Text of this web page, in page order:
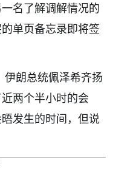
名了解调解情况的
单页备忘录即将签
朗总统佩泽希齐扬
两个半小时的会
发生的时间，但说